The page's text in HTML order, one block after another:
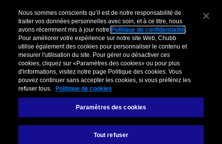
Technologies
Nous sommes conscients qu’il est de notre responsabilité de
traiter vos données personnelles avec soin, et à ce titre, nous
avons récemment mis à jour notre Politique de confidentialité.
Pour améliorer votre expérience sur notre site Web, Chubb
utilise également des cookies pour personnaliser le contenu et
mesurer l'utilisation du site. Pour gérer ou désactiver ces
cookies, cliquez sur «Paramètres des cookies» ou pour plus
d'informations, visitez notre page Politique des cookies. Vous
pouvez continuer sans accepter les cookies, si vous préférez les
refuser tous.
Politique de cookies
Paramètres des cookies
Tout refuser